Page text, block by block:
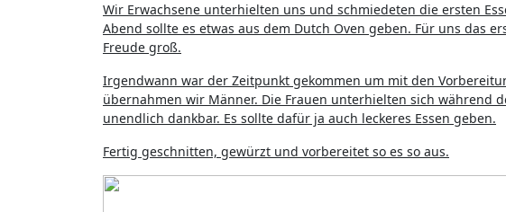
Wir Erwachsene unterhielten uns und schmiedeten die ersten
Abend sollte es etwas aus dem Dutch Oven geben. Für uns das
Freude groß.
Irgendwann war der Zeitpunkt gekommen um mit den
übernahmen wir Männer. Die Frauen unterhielten sich während
unendlich dankbar. Es sollte dafür ja auch leckeres Essen geben.
Fertig geschnitten, gewürzt und vorbereitet so es so aus.